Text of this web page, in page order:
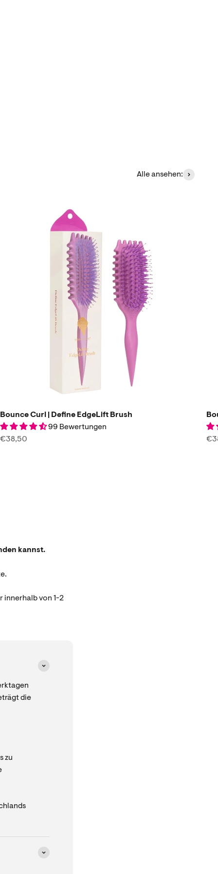
Alle ansehen:
Bounce Curl | Define EdgeLift Brush
99 Bewertungen
Angebot
€38,50
kannst.
innerhalb von 1-2
die
zu